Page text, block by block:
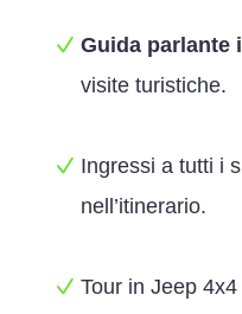
Guida parlante
visite turistiche.
Ingressi a tutti i
nell’itinerario.
Tour in Jeep